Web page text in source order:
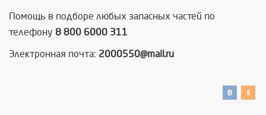
Помощь в подборе любых запасных частей по
телефону 8 800 6000 311
Электронная почта: 2000550@mail.ru